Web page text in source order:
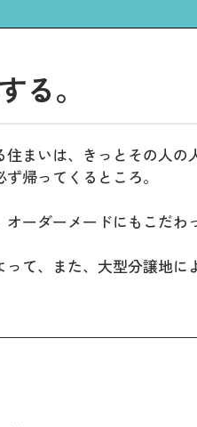
る。
まいは、きっとその人の
帰ってくるところ。
ーダーメードにもこだわ
て、また、大型分譲地